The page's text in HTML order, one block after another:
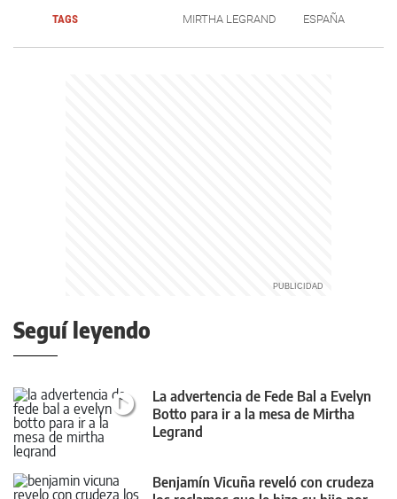
TAGS MIRTHA LEGRAND ESPAÑA
Seguí leyendo
La advertencia de Fede Bal a Evelyn
Botto para ir a la mesa de Mirtha
Legrand
Benjamín Vicuña reveló con crudeza